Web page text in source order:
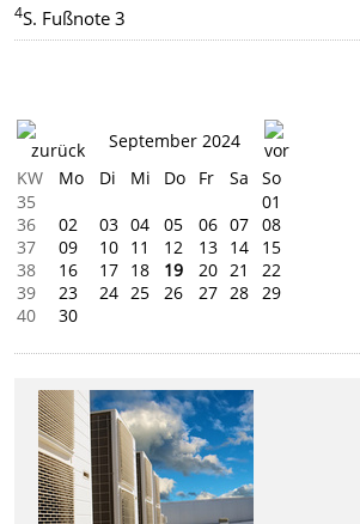
4S. Fußnote 3
September 2024
KW
Mo Di Mi Do Fr Sa
So
35
01
36
02 03 04 05 06 07
08
37
09 10 11 12 13 14
15
38
16 17 18 19 20 21
22
39
23 24 25 26 27 28
29
40
30